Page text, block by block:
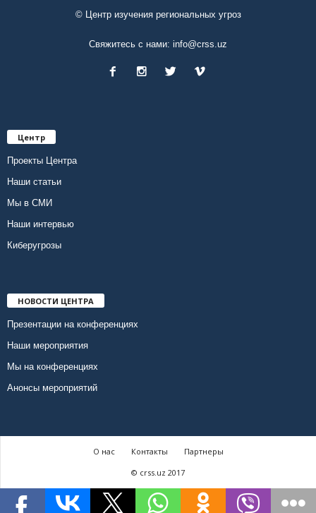
© Центр изучения региональных угроз
Свяжитесь с нами: info@crss.uz
Центр
Проекты Центра
Наши статьи
Мы в СМИ
Наши интервью
Киберугрозы
НОВОСТИ ЦЕНТРА
Презентации на конференциях
Наши мероприятия
Мы на конференциях
Анонсы мероприятий
О нас Контакты
Партнеры
© crss.uz 2017